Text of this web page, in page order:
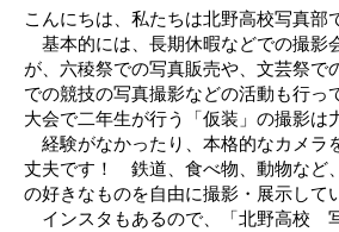
こんにちは、私たちは北野高校写真部
基本的には、長期休暇などでの撮影
が、六稜祭での写真販売や、文芸祭で
での競技の写真撮影などの活動も行っ
大会で二年生が行う「仮装」の撮影は
経験がなかったり、本格的なカメラ
丈夫です！ 鉄道、食べ物、動物など
の好きなものを自由に撮影・展示して
インスタもあるので、「北野高校